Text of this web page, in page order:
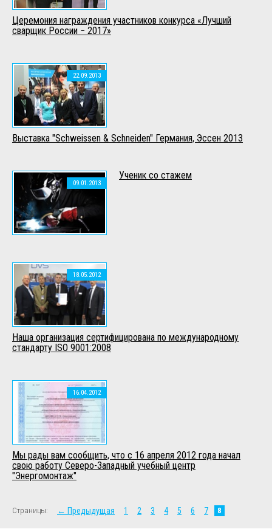
Церемония награждения участников конкурса «Лучший
сварщик России − 2017»
22.09.2013
Выставка "Schweissen & Schneiden" Германия, Эссен 2013
09.01.2013
Ученик со стажем
18.05.2012
Наша организация сертифицирована по международному
стандарту ISO 9001:2008
16.04.2012
Мы рады вам сообщить, что с 16 апреля 2012 года начал
свою работу Северо-Западный учебный центр
"Энергомонтаж"
Страницы: ← Предыдущая 1 2 3 4 5 6 7 8